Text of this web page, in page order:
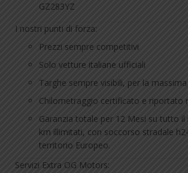
GZ283YZ
I nostri punti di forza:
Prezzi sempre competitivi
Solo vetture italiane ufficiali
Targhe sempre visibili, per la
Chilometraggio certificato e riportato
Garanzia totale per 12 Mesi su tutto
km illimitati, con soccorso stradale
territorio Europeo.
Servizi Extra OG Motors: